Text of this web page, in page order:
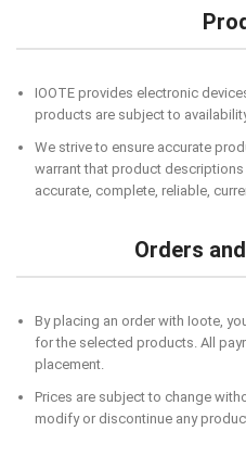
IOOTE provides electronic
products are subject to
We strive to ensure accurate
warrant that product
accurate, complete, reliable,
Orders
By placing an order with Ioote,
for the selected products. All
placement.
Prices are subject to change
modify or discontinue any